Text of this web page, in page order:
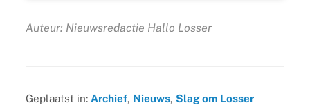
Auteur: Nieuwsredactie Hallo Losser
Geplaatst in: Archief, Nieuws, Slag om Losser